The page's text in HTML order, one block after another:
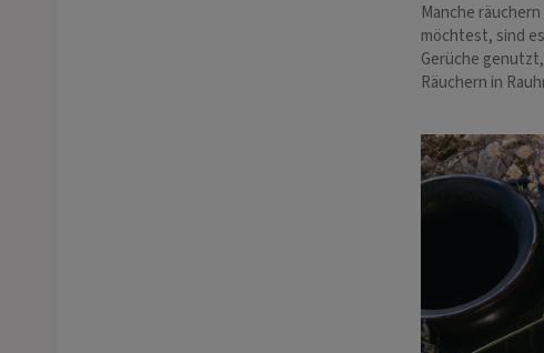
Manche
möchtest, sind
Gerüche
Räuchern in